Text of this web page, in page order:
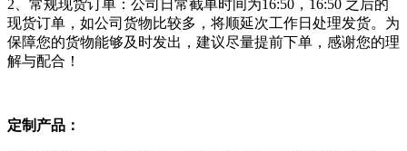
2、常规现货订单：公司日常截单时间为16:50，16:50 之后的
现货订单，如公司货物比较多，将顺延次工作日处理发货。为
保障您的货物能够及时发出，建议尽量提前下单，感谢您的理
解与配合！
定制产品：